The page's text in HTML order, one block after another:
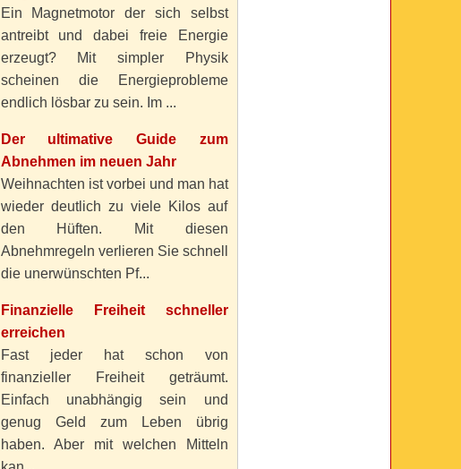
Ein Magnetmotor der sich selbst
antreibt und dabei freie Energie
erzeugt? Mit simpler Physik
scheinen die Energieprobleme
endlich lösbar zu sein. Im ...
Der ultimative Guide zum
Abnehmen im neuen Jahr
Weihnachten ist vorbei und man hat
wieder deutlich zu viele Kilos auf
den Hüften. Mit diesen
Abnehmregeln verlieren Sie schnell
die unerwünschten Pf...
Finanzielle Freiheit schneller
erreichen
Fast jeder hat schon von
finanzieller Freiheit geträumt.
Einfach unabhängig sein und
genug Geld zum Leben übrig
haben. Aber mit welchen Mitteln